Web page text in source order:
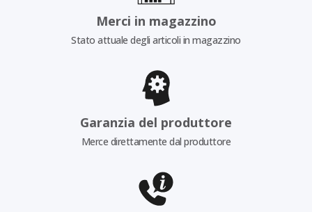
Merci in magazzino
Stato attuale degli articoli in magazzino
Garanzia del produttore
Merce direttamente dal produttore